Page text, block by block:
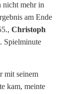
nicht mehr in
am Ende
Christoph
Spielminute
mit seinem
kam, meinte